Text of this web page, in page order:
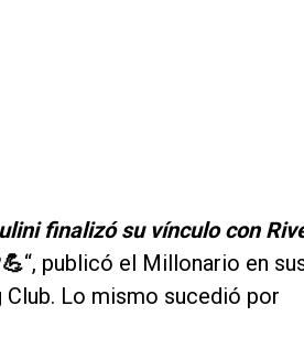
finalizó su vínculo con
“, publicó el Millonario en
Lo mismo sucedió por